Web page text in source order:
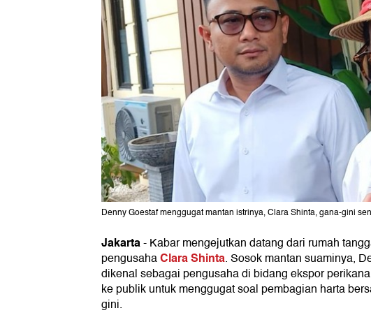
Denny Goestaf menggugat mantan istrinya, Clara Shinta, gana-gini
Jakarta-Kabar mengejutkan datang dari rumah
pengusahaClara Shinta. Sosok mantan suaminya,
dikenal sebagai pengusaha di bidang ekspor
ke publik untuk menggugat soal pembagian harta
gini.